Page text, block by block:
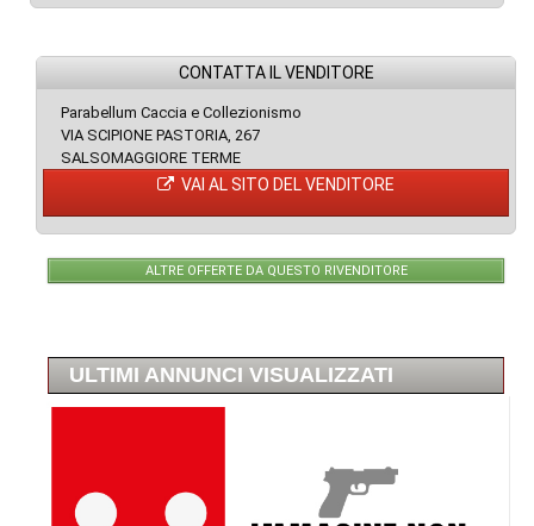
CONTATTA IL VENDITORE
Parabellum Caccia e Collezionismo
VIA SCIPIONE PASTORIA, 267
SALSOMAGGIORE TERME
VAI AL SITO DEL VENDITORE
ALTRE OFFERTE DA QUESTO RIVENDITORE
ULTIMI ANNUNCI VISUALIZZATI